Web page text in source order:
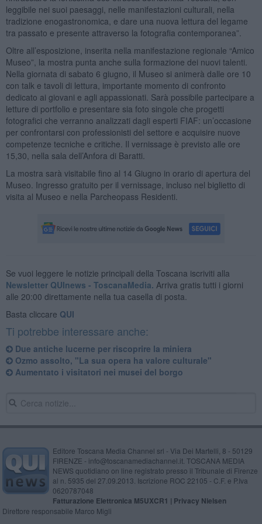
leggibile nei suoi paesaggi, nelle manifestazioni culturali, nella
tradizione enogastronomica, e dare una nuova lettura del legame
tra passato e presente attraverso la fotografia contemporanea”.
Oltre all’esposizione, inserita nella manifestazione regionale “Amico
Museo”, la mostra punta anche sulla formazione dei nuovi talenti.
Nella giornata di sabato 6 giugno, il Museo si animerà dalle ore 10
con talk e tavoli di lettura, importante momento di confronto
dedicato ai giovani e agli appassionati. Sarà possibile partecipare a
letture di portfolio e presentare sia foto singole che progetti
fotografici che verranno analizzati dagli esperti FIAF: un’occasione
per confrontarsi con professionisti del settore e acquisire nuove
competenze tecniche e critiche. Il vernissage è previsto alle ore
15,30, nella sala dell’Anfora di Baratti.
La mostra sarà visitabile fino al 14 Giugno in orario di apertura del
Museo. Ingresso gratuito per il vernissage, incluso nel biglietto di
visita al Museo e nella Parcheopass Residenti.
Se vuoi leggere le notizie principali della Toscana iscriviti alla
Newsletter QUInews - ToscanaMedia. Arriva gratis tutti i giorni
alle 20:00 direttamente nella tua casella di posta.
Basta cliccare QUI
Ti potrebbe interessare anche:
Due antiche lucerne per riscoprire la miniera
Ozmo assolto, "La sua opera ha valore culturale"
Aumentato i visitatori nei musei del borgo
Editore Toscana Media Channel srl - Via Dei Martelli, 8 - 50129
FIRENZE - info@toscanamediachannel.it. TOSCANA MEDIA
NEWS quotidiano on line registrato presso il Tribunale di Firenze
al n. 5935 del 27.09.2013. Iscrizione ROC 22105 - C.F. e P.Iva
0620787048
Fatturazione Elettronica M5UXCR1 | Privacy Nielsen
Direttore responsabile Marco Migli